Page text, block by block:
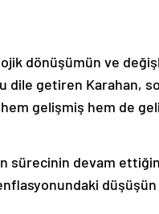
dönüşümün ve
dile getiren Karahan,
gelişmiş hem de
sürecinin devam